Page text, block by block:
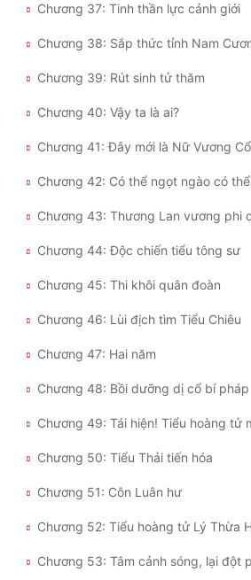
Chương 37: Tinh thần lực cảnh giới
Chương 38: Sắp thức tỉnh Nam
Chương 39: Rút sinh tử thăm
Chương 40: Vậy ta là ai?
Chương 41: Đây mới là Nữ Vương Cổ
Chương 43: Thương Lan vương phi
Chương 44: Độc chiến tiểu tông sư
Chương 45: Thi khôi quân đoàn
Chương 46: Lùi địch tìm Tiểu Chiêu
Chương 47: Hai năm
Chương 48: Bồi dưỡng dị cổ bí pháp
Chương 49: Tái hiện! Tiểu hoàng tử
Chương 50: Tiểu Thải tiến hóa
Chương 51: Côn Luân hư
Chương 52: Tiểu hoàng tử Lý Thừa
Chương 53: Tâm cảnh sóng, lại đột